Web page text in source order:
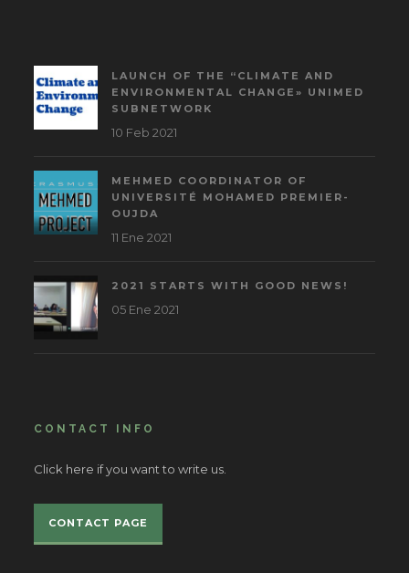
LAUNCH OF THE “CLIMATE AND
ENVIRONMENTAL CHANGE» UNIMED
SUBNETWORK
10 Feb 2021
MEHMED COORDINATOR OF
UNIVERSITÉ MOHAMED PREMIER-
OUJDA
11 Ene 2021
2021 STARTS WITH GOOD NEWS!
05 Ene 2021
CONTACT INFO
Click here if you want to write us.
CONTACT PAGE